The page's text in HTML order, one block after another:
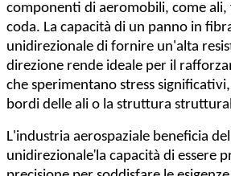
componenti di aeromobili, come ali,
coda. La capacità di un panno in
unidirezionale di fornire un'alta
direzione rende ideale per il
che sperimentano stress
bordi delle ali o la struttura
L'industria aerospaziale beneficia
unidirezionale'la capacità di essere